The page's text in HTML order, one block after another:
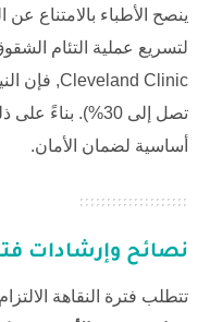
ينصح الأطباء بالامتناع
لتسريع عملية التئام
Cleveland Clinic, فإن
تصل إلى 30%).
أساسية لضمان الأمان.
نصائح وإرشادات
تتطلب فترة النقاهة